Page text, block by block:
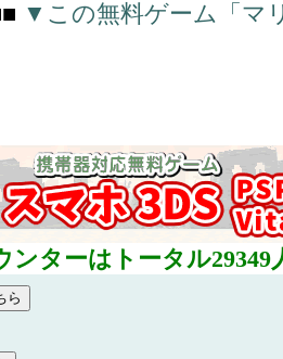
▼この無料ゲーム「マ
ンターはトータル29349